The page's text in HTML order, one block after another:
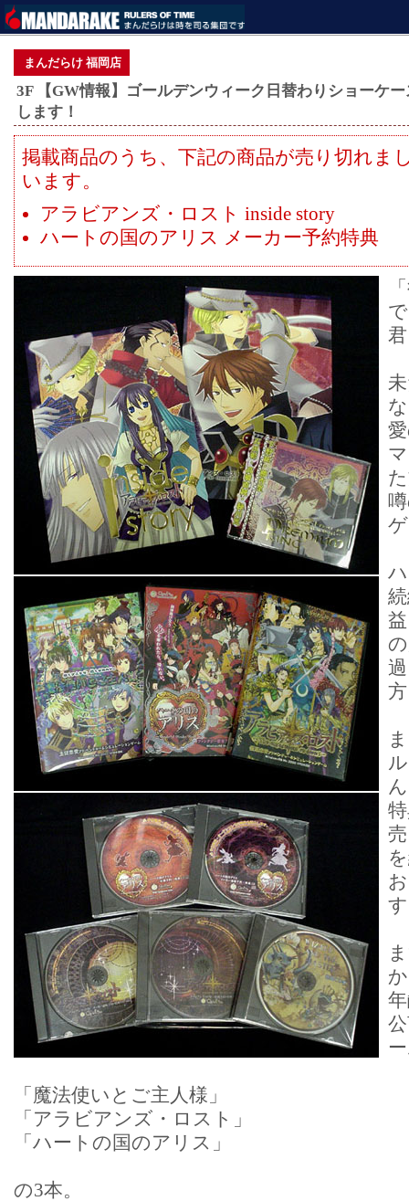
まんだらけ 福岡店
3F 【GW情報】ゴールデンウィーク日替わりショーケ
します！
掲載商品のうち、下記の商品が売り切れま
います。
アラビアンズ・ロスト inside story
ハートの国のアリス メーカー予約特典
「魔法使いとご主人様」
「アラビアンズ・ロスト」
「ハートの国のアリス」
の3本。